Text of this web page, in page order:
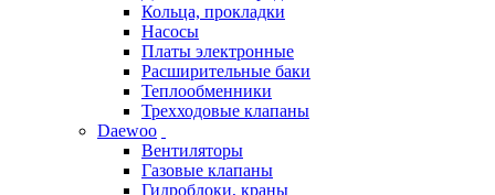
Кольца, прокладки
Насосы
Платы электронные
Расширительные баки
Теплообменники
Трехходовые клапаны
Daewoo
Вентиляторы
Газовые клапаны
Гидроблоки, краны